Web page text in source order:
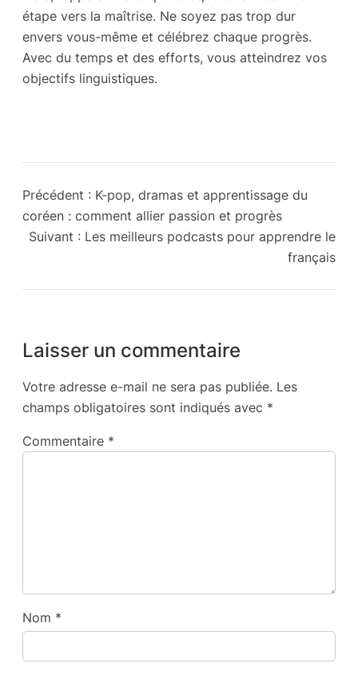
étape vers la maîtrise. Ne soyez pas trop dur
envers vous-même et célébrez chaque progrès.
Avec du temps et des efforts, vous atteindrez vos
objectifs linguistiques.
Précédent : K-pop, dramas et apprentissage du
coréen : comment allier passion et progrès
Suivant : Les meilleurs podcasts pour apprendre le
français
Laisser un commentaire
Votre adresse e-mail ne sera pas publiée. Les
champs obligatoires sont indiqués avec *
Commentaire *
Nom *